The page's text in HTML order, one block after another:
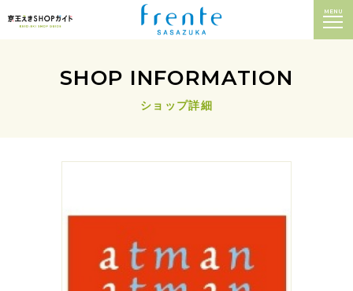
MENU
SHOP INFORMATION
ショップ詳細